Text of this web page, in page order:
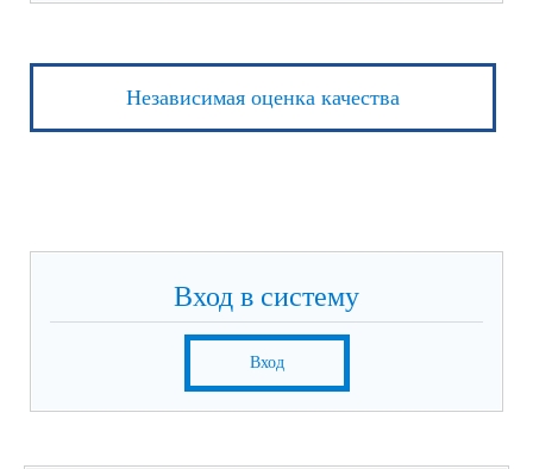
Независимая оценка качества
Вход в систему
Вход